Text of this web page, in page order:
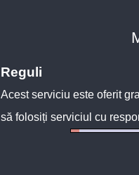
Reguli
Acest serviciu este oferit
să folosiți serviciul cu